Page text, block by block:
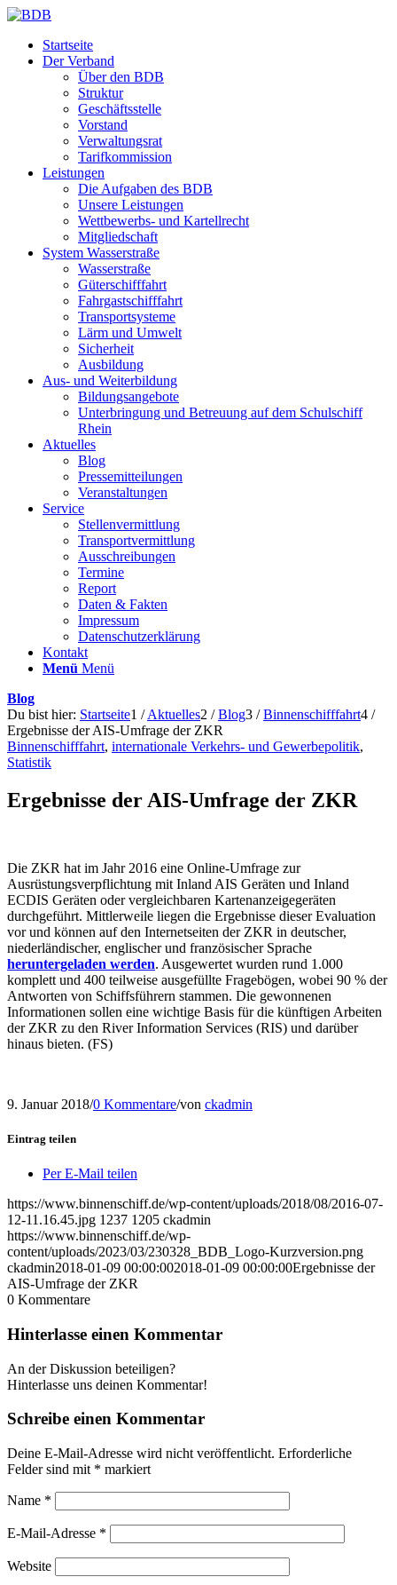
Startseite
Der Verband
Über den BDB
Struktur
Geschäftsstelle
Vorstand
Verwaltungsrat
Tarifkommission
Leistungen
Die Aufgaben des BDB
Unsere Leistungen
Wettbewerbs- und Kartellrecht
Mitgliedschaft
System Wasserstraße
Wasserstraße
Güterschifffahrt
Fahrgastschifffahrt
Transportsysteme
Lärm und Umwelt
Sicherheit
Ausbildung
Aus- und Weiterbildung
Bildungsangebote
Unterbringung und Betreuung auf dem Schulschiff
Rhein
Aktuelles
Blog
Pressemitteilungen
Veranstaltungen
Service
Stellenvermittlung
Transportvermittlung
Ausschreibungen
Termine
Report
Daten & Fakten
Impressum
Datenschutzerklärung
Kontakt
Menü Menü
Blog
Du bist hier: Startseite1 / Aktuelles2 / Blog3 / Binnenschifffahrt4 /
Ergebnisse der AIS-Umfrage der ZKR
Binnenschifffahrt, internationale Verkehrs- und Gewerbepolitik,
Statistik
Ergebnisse der AIS-Umfrage der ZKR
Die ZKR hat im Jahr 2016 eine Online-Umfrage zur
Ausrüstungsverpflichtung mit Inland AIS Geräten und Inland
ECDIS Geräten oder vergleichbaren Kartenanzeigegeräten
durchgeführt. Mittlerweile liegen die Ergebnisse dieser Evaluation
vor und können auf den Internetseiten der ZKR in deutscher,
niederländischer, englischer und französischer Sprache
heruntergeladen werden. Ausgewertet wurden rund 1.000
komplett und 400 teilweise ausgefüllte Fragebögen, wobei 90 % der
Antworten von Schiffsführern stammen. Die gewonnenen
Informationen sollen eine wichtige Basis für die künftigen Arbeiten
der ZKR zu den River Information Services (RIS) und darüber
hinaus bieten. (FS)
9. Januar 2018/0 Kommentare/von ckadmin
Eintrag teilen
Per E-Mail teilen
https://www.binnenschiff.de/wp-content/uploads/2018/08/2016-07-
12-11.16.45.jpg 1237 1205 ckadmin
https://www.binnenschiff.de/wp-
content/uploads/2023/03/230328_BDB_Logo-Kurzversion.png
ckadmin2018-01-09 00:00:002018-01-09 00:00:00Ergebnisse der
AIS-Umfrage der ZKR
0 Kommentare
Hinterlasse einen Kommentar
An der Diskussion beteiligen?
Hinterlasse uns deinen Kommentar!
Schreibe einen Kommentar
Deine E-Mail-Adresse wird nicht veröffentlicht. Erforderliche
Felder sind mit * markiert
Name *
E-Mail-Adresse *
Website